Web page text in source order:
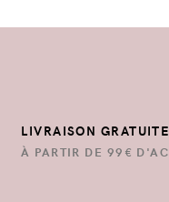
LIVRAISON
À PARTIR DE 99€